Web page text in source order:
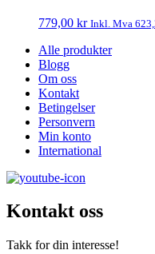
779,00 kr Inkl. Mva
Alle produkter
Blogg
Om oss
Kontakt
Betingelser
Personvern
Min konto
International
Kontakt oss
Takk for din interesse!